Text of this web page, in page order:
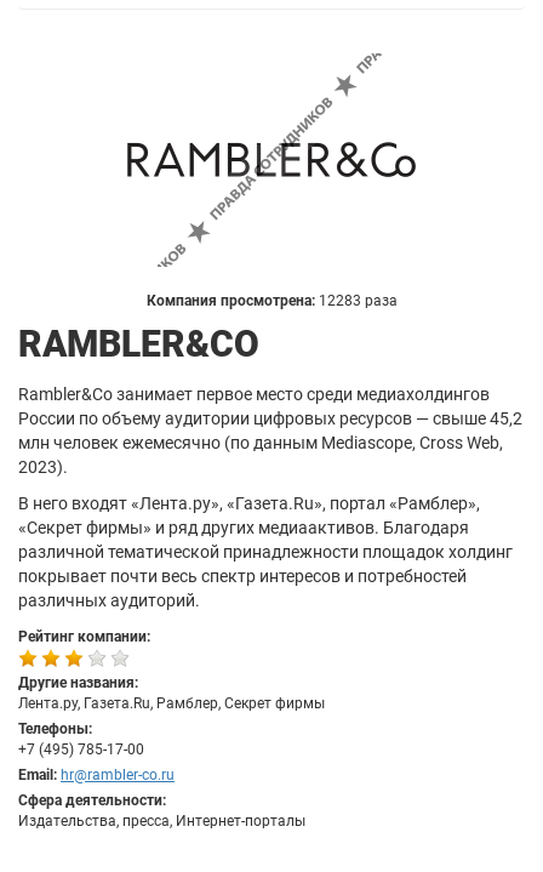
Компания просмотрена: 12283 раза
RAMBLER&CO
Rambler&Co занимает первое место среди медиахолдингов
России по объему аудитории цифровых ресурсов — свыше 45,2
млн человек ежемесячно (по данным Mediascope, Cross Web,
2023).
В него входят «Лента.ру», «Газета.Ru», портал «Рамблер»,
«Секрет фирмы» и ряд других медиаактивов. Благодаря
различной тематической принадлежности площадок холдинг
покрывает почти весь спектр интересов и потребностей
различных аудиторий.
Рейтинг компании:
Другие названия:
Лента.ру, Газета.Ru, Рамблер, Секрет фирмы
Телефоны:
+7 (495) 785-17-00
Email: hr@rambler-co.ru
Сфера деятельности:
Издательства, пресса, Интернет-порталы